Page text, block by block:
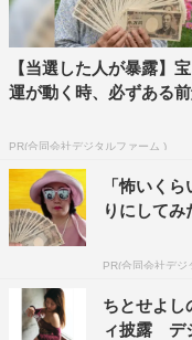
【当選した人が暴露】
運が動く時、必ずある
PR(合同会社デジタルファーム )
「怖いく
りにしてみ
PR(合同会社デジ
ちとせよし
ィ披露 デ